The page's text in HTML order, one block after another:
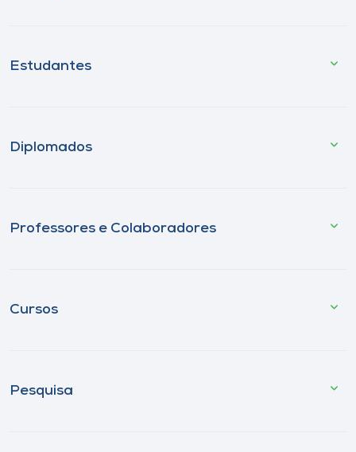
Estudantes
Diplomados
Professores e Colaboradores
Cursos
Pesquisa